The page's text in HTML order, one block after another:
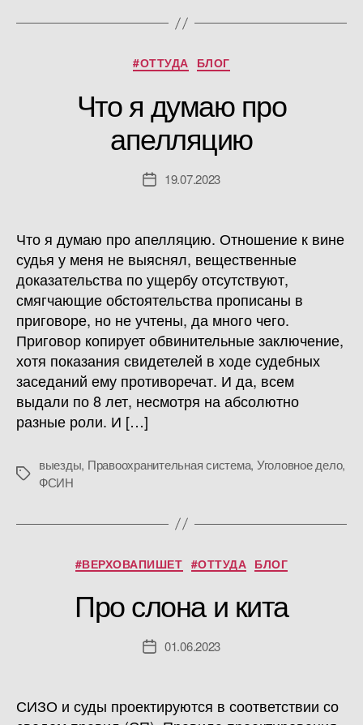
Рубрики
#ОТТУДА БЛОГ
Что я думаю про
апелляцию
Дата19.07.2023
Что я думаю про апелляцию. Отношение к вине
судья у меня не выяснял, вещественные
доказательства по ущербу отсутствуют,
смягчающие обстоятельства прописаны в
приговоре, но не учтены, да много чего.
Приговор копирует обвинительные заключение,
хотя показания свидетелей в ходе судебных
заседаний ему противоречат. И да, всем
выдали по 8 лет, несмотря на абсолютно
разные роли. И […]
Метки
выезды, Правоохранительная система, Уголовное дело,
ФСИН
Рубрики
#ВЕРХОВАПИШЕТ #ОТТУДА БЛОГ
Про слона и кита
Дата01.06.2023
СИЗО и суды проектируются в соответствии со